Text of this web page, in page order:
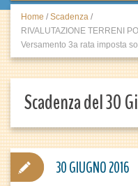
Home / Scadenza /
RIVALUTAZIONE TERRENI
Versamento 3a rata imposta
Scadenza del 30
30 GIUGNO 2016